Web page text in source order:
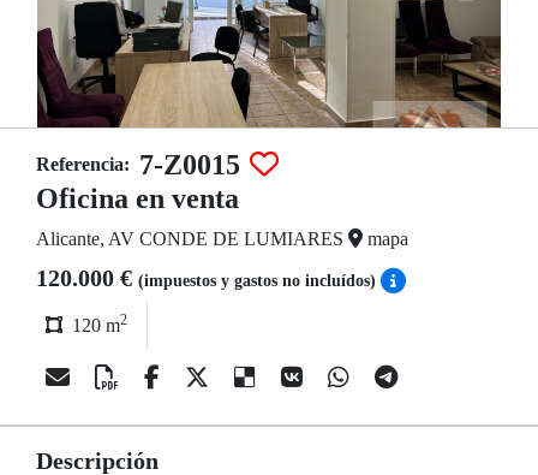
Referencia: 7-Z0015
Oficina en venta
Alicante, AV CONDE DE LUMIARES mapa
120.000 € (impuestos y gastos no incluídos)
120 m2
Descripción